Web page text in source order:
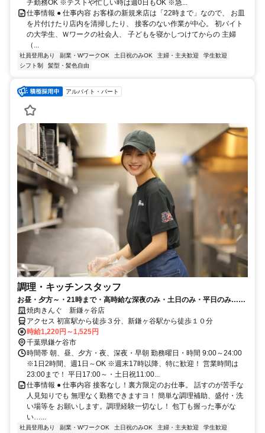
チ勤務OK ※テストや忙しい時は週0日もOK ※急...
仕事情報 ● 仕事内容 お客様の新規来店は「22時まで」なので、 お皿
を片付けたり店内を清掃したり、 接客のない作業が中心。 初バイト
の大学生、Ｗワークの社会人、 子どもを寝かしつけてからの 主婦
（...
社員登用あり 副業・WワークOK 土日祝のみOK 主婦・主夫歓迎
学生歓迎
シフト制
髪型・髪色自由
アルバイト・パート
調理・キッチンスタッフ
お昼・夕方～・21時まで・高時給な深夜のみ・土日のみ・平日のみ…好
きな時間・曜日でＯＫ！
焼肉きんぐ 新鎌ヶ谷店
アクセス 初富駅から徒歩３分、新鎌ヶ谷駅から徒歩１０分
時給1,220円～1,525円
千葉県鎌ケ谷市
時間帯 朝、昼、夕方・夜、深夜・早朝 勤務曜日・時間 9:00～24:00
※1日2時間、週1日～OK ※週末17時以降、特に歓迎！ 営業時間は
23:00まで！ 平日17:00～・土日祝11:00...
仕事情報 ● 仕事内容 接客なし！裏方限定のお仕事。 話すのが苦手な
人見知りでも 無理なく勤務できますヨ！ 簡単な調理補助、盛付・洗
い場等を お願いします。調理経験一切なし！ 包丁も握った事がな
い…...
社員登用あり 副業・WワークOK 土日祝のみOK 主婦・主夫歓迎
学生歓迎